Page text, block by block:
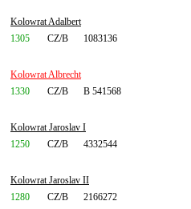
Kolowrat Adalbert
1305
CZ/B 1083136
Kolowrat Albrecht
1330
CZ/B B 541568
Kolowrat Jaroslav I
1250
CZ/B 4332544
Kolowrat Jaroslav II
1280
CZ/B 2166272